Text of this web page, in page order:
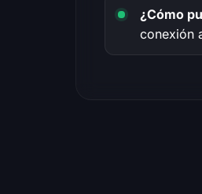
¿Cómo
conexión